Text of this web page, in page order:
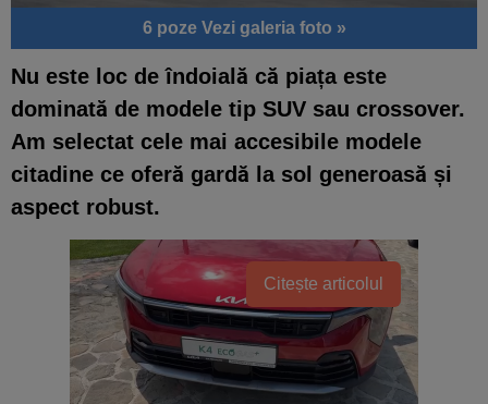
6 poze Vezi galeria foto »
Nu este loc de îndoială că piața este
dominată de modele tip SUV sau crossover.
Am selectat cele mai accesibile modele
citadine ce oferă gardă la sol generoasă și
aspect robust.
Citește articolul